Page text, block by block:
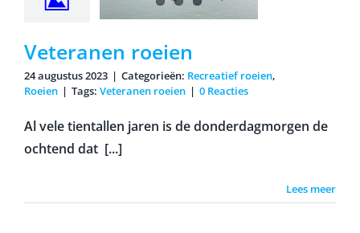
Veteranen roeien
24 augustus 2023 | Categorieën: Recreatief roeien,
Roeien | Tags: Veteranen roeien | 0 Reacties
Al vele tientallen jaren is de donderdagmorgen de
ochtend dat [...]
Lees meer